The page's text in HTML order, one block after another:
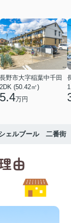
長野市大字稲葉中千田
2DK (50.42㎡)
5.4万円
ェルブール 二番街
由